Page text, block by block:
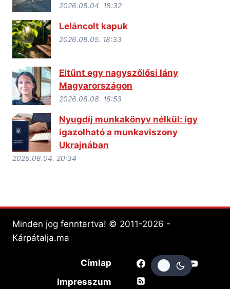
2026.08.04. 18:32
Leláncolt kapuk
2026.08.05. 18:33
Eltűnt egy nagyszőlősi lány
Magyarországon
2026.08.08. 18:53
Nyugdíj munkakönyv nélkül: így
igazolható a munkaviszony
Ukrajnában
2026.08.04. 20:34
Minden jog fenntartva! © 2011-2026 -
Kárpátalja.ma
Címlap
Impresszum